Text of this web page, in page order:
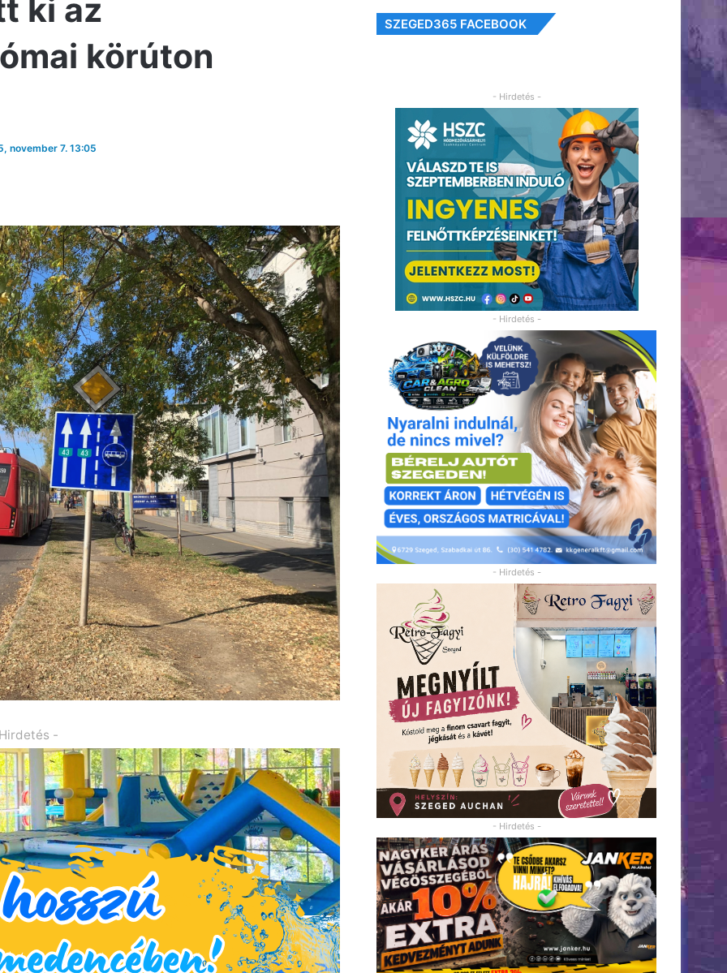
ki az
körúton
november 7. 13:05
-
SZEGED365 FACEBOOK
- Hirdetés -
- Hirdetés -
- Hirdetés -
- Hirdetés -